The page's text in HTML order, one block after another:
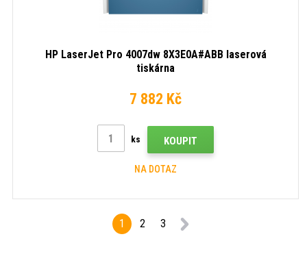
HP LaserJet Pro 4007dw 8X3E0A#ABB laserová
tiskárna
7 882 Kč
ks KOUPIT
NA DOTAZ
1 2 3